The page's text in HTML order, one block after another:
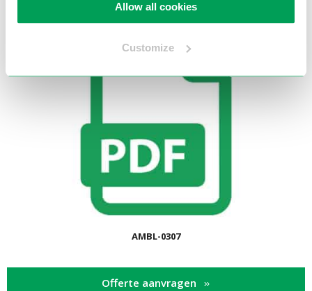
Allow all cookies
Customize
AMBL-0307
Offerte aanvragen